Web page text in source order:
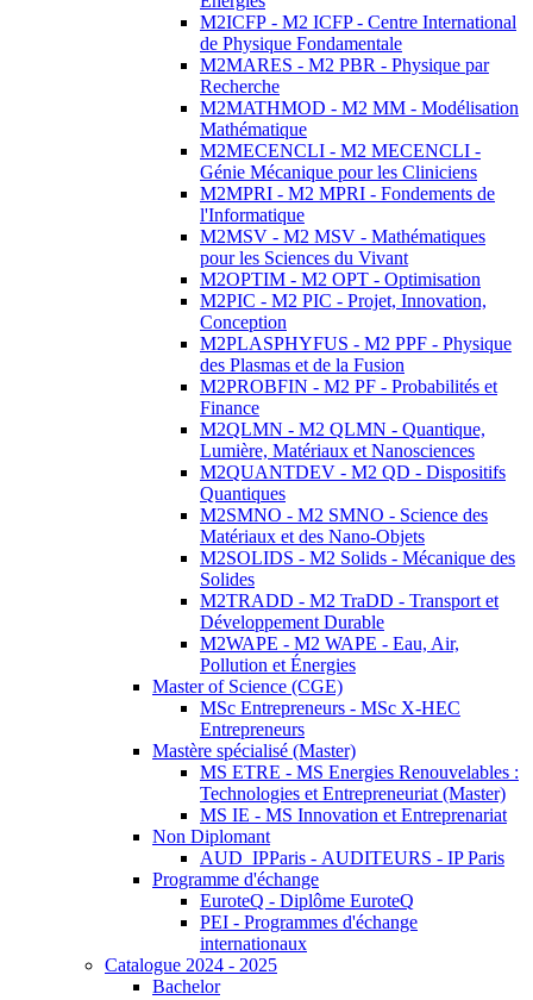
M2ICFP - M2 ICFP - Centre International
de Physique Fondamentale
M2MARES - M2 PBR - Physique par
Recherche
M2MATHMOD - M2 MM - Modélisation
Mathématique
M2MECENCLI - M2 MECENCLI -
Génie Mécanique pour les Cliniciens
M2MPRI - M2 MPRI - Fondements de
l'Informatique
M2MSV - M2 MSV - Mathématiques
pour les Sciences du Vivant
M2OPTIM - M2 OPT - Optimisation
M2PIC - M2 PIC - Projet, Innovation,
Conception
M2PLASPHYFUS - M2 PPF - Physique
des Plasmas et de la Fusion
M2PROBFIN - M2 PF - Probabilités et
Finance
M2QLMN - M2 QLMN - Quantique,
Lumière, Matériaux et Nanosciences
M2QUANTDEV - M2 QD - Dispositifs
Quantiques
M2SMNO - M2 SMNO - Science des
Matériaux et des Nano-Objets
M2SOLIDS - M2 Solids - Mécanique des
Solides
M2TRADD - M2 TraDD - Transport et
Développement Durable
M2WAPE - M2 WAPE - Eau, Air,
Pollution et Énergies
Master of Science (CGE)
MSc Entrepreneurs - MSc X-HEC
Entrepreneurs
Mastère spécialisé (Master)
MS ETRE - MS Energies Renouvelables :
Technologies et Entrepreneuriat (Master)
MS IE - MS Innovation et Entreprenariat
Non Diplomant
AUD_IPParis - AUDITEURS - IP Paris
Programme d'échange
EuroteQ - Diplôme EuroteQ
PEI - Programmes d'échange
internationaux
Catalogue 2024 - 2025
Bachelor